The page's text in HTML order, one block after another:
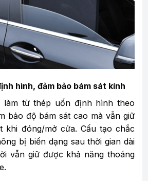
hình, đảm bảo bám sát kính
làm từ thép uốn định hình theo
bảo độ bám sát cao mà vẫn giữ
khi đóng/mở cửa. Cấu tạo chắc
bị biến dạng sau thời gian dài
vẫn giữ được khả năng thoáng